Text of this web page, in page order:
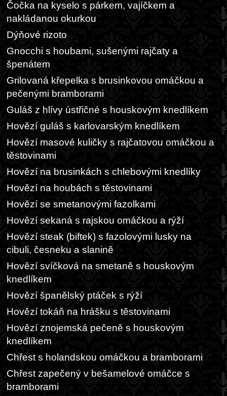
Čočka na kyselo s párkem, vajíčkem a
nakládanou okurkou
Dýňové rizoto
Gnocchi s houbami, sušenými rajčaty a
špenátem
Grilovaná křepelka s brusinkovou omáčkou a
pečenými bramborami
Guláš z hlívy ústřičné s houskovým knedlíkem
Hovězí guláš s karlovarským knedlíkem
Hovězí masové kuličky s rajčatovou omáčkou a
těstovinami
Hovězí na brusinkách s chlebovými knedlíky
Hovězí na houbách s těstovinami
Hovězí se smetanovými fazolkami
Hovězí sekaná s rajskou omáčkou a rýží
Hovězí steak (biftek) s fazolovými lusky na
cibuli, česneku a slanině
Hovězí svíčková na smetaně s houskovým
knedlíkem
Hovězí španělský ptáček s rýží
Hovězí tokáň na hrášku s těstovinami
Hovězí znojemská pečeně s houskovým
knedlíkem
Chřest s holandskou omáčkou a bramborami
Chřest zapečený v bešamelové omáčce s
bramborami